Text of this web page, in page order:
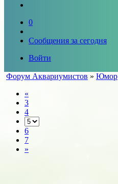
0
Сообщения за сегодня
Войти
Форум Аквариумистов » Юмор
«
3
4
6
7
»